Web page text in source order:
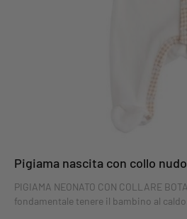
Pigiama nascita con collo
PIGIAMA NEONATO CON COLLARE
fondamentale tenere il bambino al